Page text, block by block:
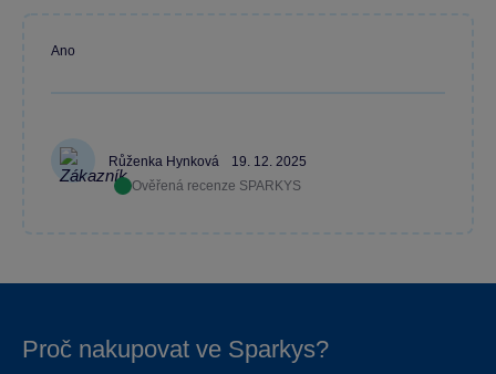
Růženka Hynková
19. 12. 2025
Ověřená recenze SPARKYS
Ano
Proč nakupovat ve Sparkys?